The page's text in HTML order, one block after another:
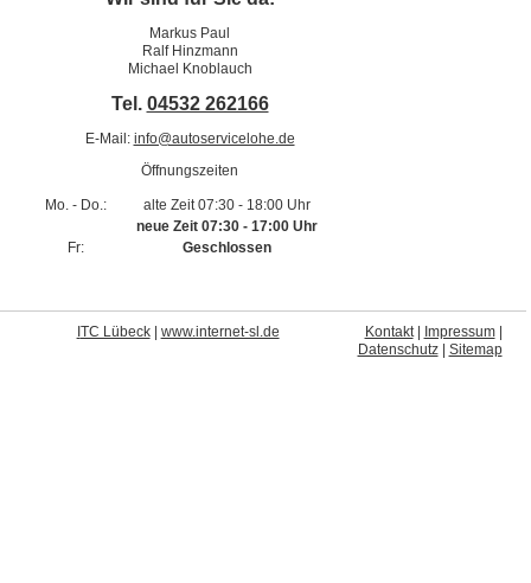
Markus Paul
Ralf Hinzmann
Michael Knoblauch
Tel. 04532 262166
E-Mail: info@autoservicelohe.de
Öffnungszeiten
Mo. - Do.:
alte Zeit 07:30 - 18:00 Uhr
neue Zeit 07:30 - 17:00 Uhr
Fr:
Geschlossen
TC Lübeck| www.internet-sl.de Kontakt| Impressum
Datenschutz| Sitemap